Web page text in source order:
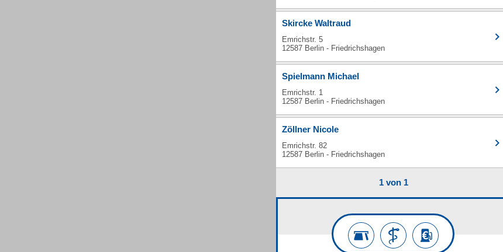
Skircke Waltraud
Emrichstr. 5
12587 Berlin - Friedrichshagen
Spielmann Michael
Emrichstr. 1
12587 Berlin - Friedrichshagen
Zöllner Nicole
Emrichstr. 82
12587 Berlin - Friedrichshagen
1 von 1